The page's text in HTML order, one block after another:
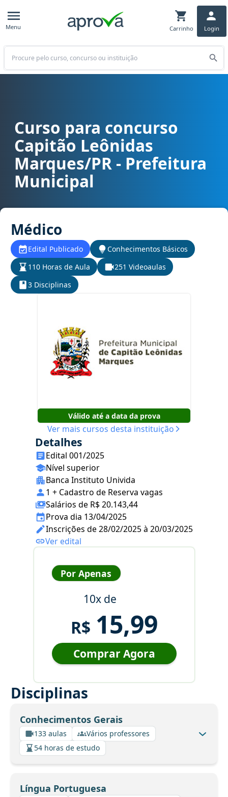
Menu Carrinho Login
Buscar
Curso para concurso Capitão Leônidas Marques/PR - Prefeitura
Curso para concurso
Capitão Leônidas
Marques/PR - Prefeitura
Municipal
Médico
Edital Publicado
Conhecimentos Básicos
110 Horas de Aula
251 Videoaulas
3 Disciplinas
Válido até a data da prova
Ver mais cursos desta instituição
Detalhes
Edital 001/2025
Nível superior
Banca Instituto Univida
1 + Cadastro de Reserva vagas
Salários de R$ 20.143,44
Prova dia 13/04/2025
Inscrições de 28/02/2025 à 20/03/2025
Ver edital
Por Apenas
10x de
R$ 15,99
Comprar Agora
Disciplinas
Conhecimentos Gerais
133 aulas
Vários professores
54 horas de estudo
Língua Portuguesa